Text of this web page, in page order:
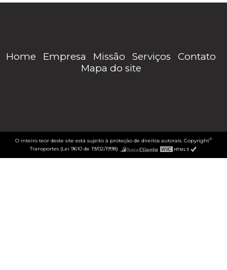
Home Empresa Missão Serviços
Contato
Mapa do site
O inteiro teor deste site está sujeito à proteção de direitos autorais. Copyright©
Transportes (Lei 9610 de 19/02/1998)